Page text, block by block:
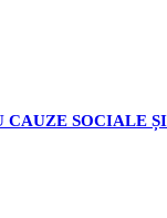
CAUZE SOCIALE